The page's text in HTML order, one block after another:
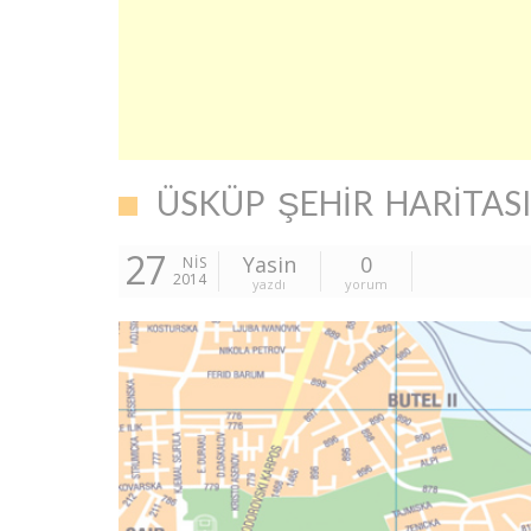
ÜSKÜP ŞEHIR HARITASI
27
NIS
2014
Yasin
yazdı
0
yorum